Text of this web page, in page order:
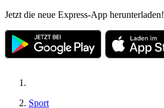
Jetzt die neue Express-App herunterladen!
Sport